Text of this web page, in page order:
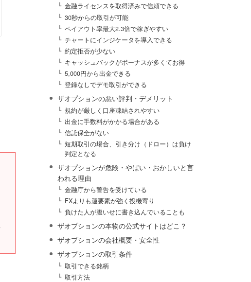
金融ライセンスを取得済みで信頼できる
30秒からの取引が可能
ペイアウト率最大2.3倍で稼ぎやすい
チャートにインジケータを導入できる
約定拒否が少ない
キャッシュバックがボーナスが多くてお得
5,000円から出金できる
登録なしでデモ取引ができる
ザオプションの悪い評判・デメリット
規約が厳しく口座凍結されやすい
出金に手数料がかかる場合がある
信託保全がない
短期取引の場合、引き分け（ドロー）は負け
判定となる
ザオプションが危険・やばい・おかしいと言
われる理由
金融庁から警告を受けている
FXよりも運要素が強く投機寄り
負けた人が腹いせに書き込んでいることも
ザオプションの本物の公式サイトはどこ？
ザオプションの会社概要・安全性
ザオプションの取引条件
取引できる銘柄
取引方法